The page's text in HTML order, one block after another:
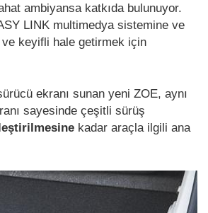
ambiyansa katkıda bulunuyor.
LINK multimedya sistemine ve
keyifli hale getirmek için
ekranı sunan yeni ZOE, aynı
sayesinde çeşitli sürüş
kadar araçla ilgili ana